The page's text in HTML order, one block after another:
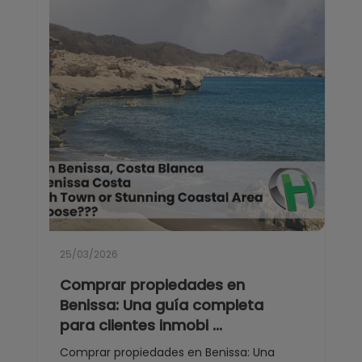
Torrevieja
Villajoyosa
25/03/2026
Comprar propiedades en
Benissa: Una guía completa
para clientes inmobi ...
Comprar propiedades en Benissa: Una